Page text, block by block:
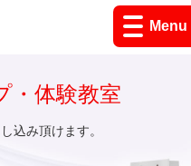
Menu
・体験教室
込み頂けます。